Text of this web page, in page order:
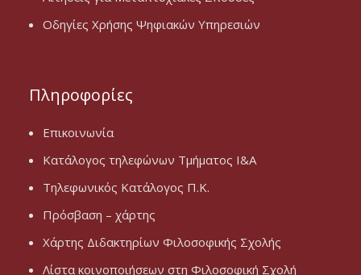
Οδηγίες Χρήσης Ψηφιακών Υπηρεσιών
Πληροφορίες
Επικοινωνία
Κατάλογος τηλεφώνων Τμήματος Ι&Α
Τηλεφωνικός Κατάλογος Π.Κ.
Πρόσβαση – χάρτης
Χάρτης Διδακτηρίων Φιλοσοφικής Σχολής
Λίστα κοινοποιήσεων στη Φιλοσοφική Σχολή